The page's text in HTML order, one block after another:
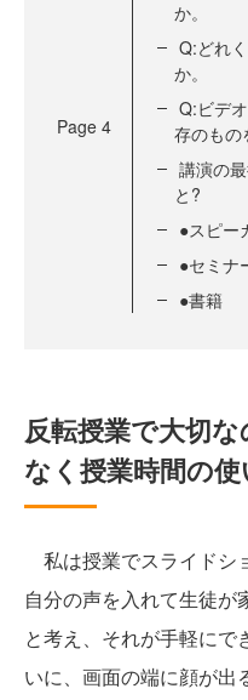
Page 4
か。
Q:どれ
か。
Q:ビデ
存のもの
講演の
と?
●スピー
●セミナ
●書籍
反転授業で大切
なく授業時間の
私は授業でスライドシ
自分の声を入れて生徒が
と考え、それが手軽に
いに、画面の端に顔が出